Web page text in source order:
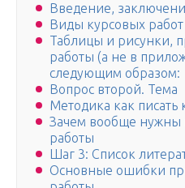
Введение,
Виды курсовых работ
Таблицы и рисунки,
работы (а не в
следующим образом:
Вопрос второй. Тема
Методика как писать
Зачем вообще нужны
работы
Шаг 3: Список
Основные ошибки